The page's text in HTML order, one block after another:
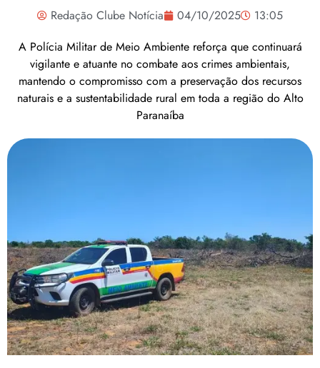
Redação Clube Notícia 04/10/2025
13:05
A Polícia Militar de Meio Ambiente reforça que continuará
vigilante e atuante no combate aos crimes ambientais,
mantendo o compromisso com a preservação dos recursos
naturais e a sustentabilidade rural em toda a região do Alto
Paranaíba